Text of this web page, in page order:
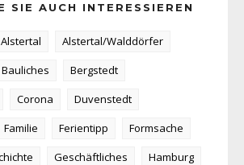
SIE AUCH INTERESSIEREN
Alstertal
Alstertal/Walddörfer
Bauliches
Bergstedt
Corona
Duvenstedt
Familie Ferientipp
Formsache
Geschäftliches
Hamburg